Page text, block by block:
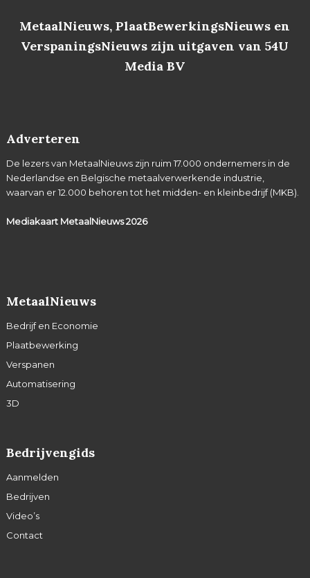
MetaalNieuws, PlaatBewerkingsNieuws en
VerspaningsNieuws zijn uitgaven van 54U
Media BV
Adverteren
De lezers van MetaalNieuws zijn ruim 17.000 ondernemers in de
Nederlandse en Belgische metaalverwerkende industrie,
waarvan er 12.000 behoren tot het midden- en kleinbedrijf (MKB).
Mediakaart MetaalNieuws2026
MetaalNieuws
Bedrijf en Economie
Plaatbewerking
Verspanen
Automatisering
3D
Bedrijvengids
Aanmelden
Bedrijven
Video’s
Contact